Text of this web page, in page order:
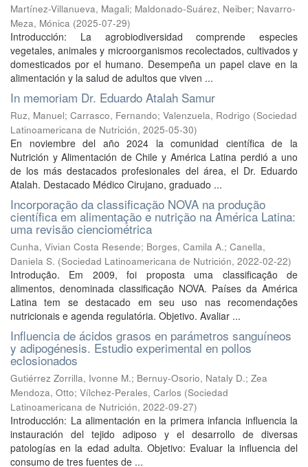
Martínez-Villanueva, Magali; Maldonado-Suárez, Neiber; Navarro-
Meza, Mónica (2025-07-29)
Introducción: La agrobiodiversidad comprende especies
vegetales, animales y microorganismos recolectados, cultivados y
domesticados por el humano. Desempeña un papel clave en la
alimentación y la salud de adultos que viven ...
In memoriam Dr. Eduardo Atalah Samur
Ruz, Manuel; Carrasco, Fernando; Valenzuela, Rodrigo (Sociedad
Latinoamericana de Nutrición, 2025-05-30)
En noviembre del año 2024 la comunidad científica de la
Nutrición y Alimentación de Chile y América Latina perdió a uno
de los más destacados profesionales del área, el Dr. Eduardo
Atalah. Destacado Médico Cirujano, graduado ...
Incorporação da classificação NOVA na produção
científica em alimentação e nutrição na América Latina:
uma revisão cienciométrica
Cunha, Vivian Costa Resende; Borges, Camila A.; Canella,
Daniela S. (Sociedad Latinoamericana de Nutrición, 2022-02-22)
Introdução. Em 2009, foi proposta uma classificação de
alimentos, denominada classificação NOVA. Países da América
Latina tem se destacado em seu uso nas recomendações
nutricionais e agenda regulatória. Objetivo. Avaliar ...
Influencia de ácidos grasos en parámetros sanguíneos
y adipogénesis. Estudio experimental en pollos
eclosionados
Gutiérrez Zorrilla, Ivonne M.; Bernuy-Osorio, Nataly D.; Zea
Mendoza, Otto; Vílchez-Perales, Carlos (Sociedad
Latinoamericana de Nutrición, 2022-09-27)
Introducción: La alimentación en la primera infancia influencia la
instauración del tejido adiposo y el desarrollo de diversas
patologías en la edad adulta. Objetivo: Evaluar la influencia del
consumo de tres fuentes de ...